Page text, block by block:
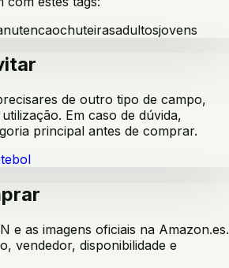
chuteirasadultosjovens
de outro tipo de campo,
Em caso de dúvida,
principal antes de comprar.
e as imagens oficiais na Amazon.es.
vendedor, disponibilidade e